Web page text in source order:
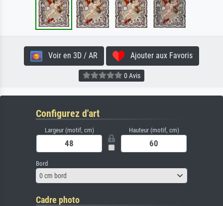
Voir en 3D / AR Ajouter aux Favoris
0 Avis
Configurez d'art
Largeur (motif, cm) Hauteur (motif, cm)
Bord
0 cm bord
Cadre photo